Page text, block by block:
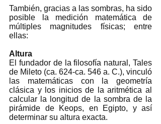
También, gracias a las sombras, ha sido
posible la medición matemática de
múltiples magnitudes físicas; entre
ellas:
Altura
El fundador de la filosofía natural, Tales
de Mileto (ca. 624-ca. 546 a. C.), vinculó
las matemáticas con la geometría
clásica y los inicios de la aritmética al
calcular la longitud de la sombra de la
pirámide de Keops, en Egipto, y así
determinar su altura exacta.